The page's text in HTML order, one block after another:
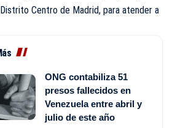
Centro de Madrid, para atender a
ONG contabiliza 51
presos fallecidos en
Venezuela entre abril y
julio de este año